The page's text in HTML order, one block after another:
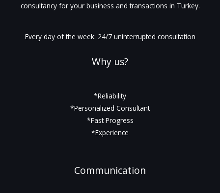
consultancy for your business and transactions in Turkey.
Every day of the week: 24/7 uninterrupted consultation
Why us?
*Reliability
*Personalized Consultant
*Fast Progress
*Experience
Communication